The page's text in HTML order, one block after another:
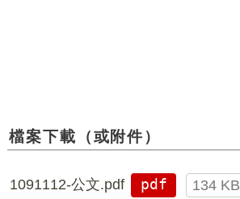
檔案下載（或附件）
1091112-公文.pdf pdf 134 KB